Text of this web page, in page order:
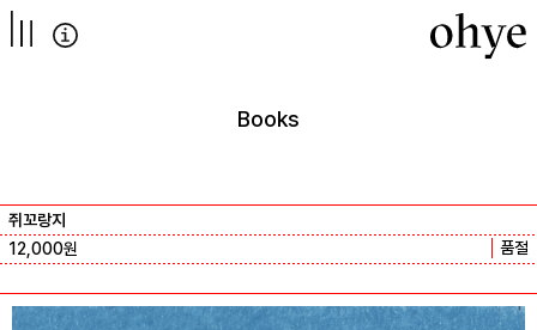
컨텐츠로
넘어가기
Books
쥐꼬랑지
12,000원 품절